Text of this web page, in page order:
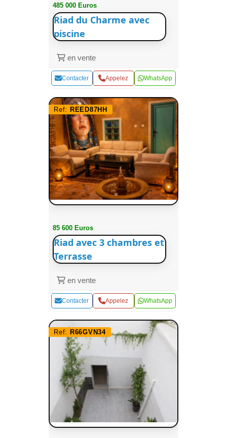
485 000 Euros
Riad du Charme avec
piscine
en vente
Contacter Appelez WhatsApp
Ref: REED87HH
85 600 Euros
Riad avec 3 chambres et
Terrasse
en vente
Contacter Appelez WhatsApp
Ref: R66GVN34